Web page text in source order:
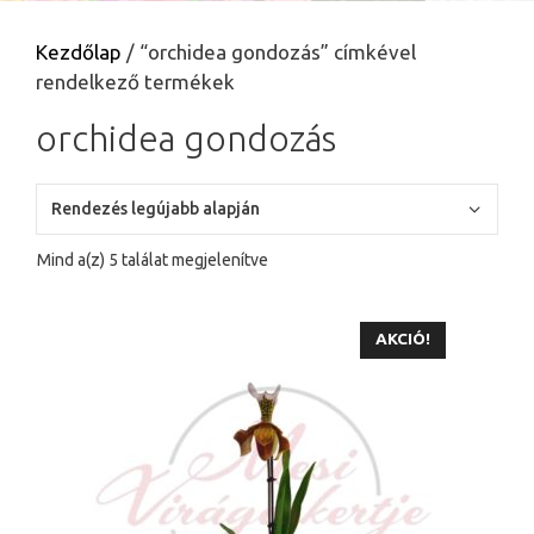
Kezdőlap / “orchidea gondozás” címkével
rendelkező termékek
orchidea gondozás
Mind a(z) 5 találat megjelenítve
AKCIÓ!